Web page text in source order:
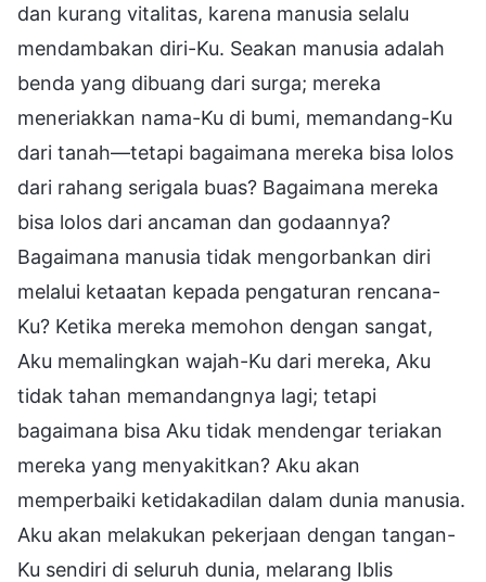
dan kurang vitalitas, karena manusia selalu
mendambakan diri-Ku. Seakan manusia adalah
benda yang dibuang dari surga; mereka
meneriakkan nama-Ku di bumi, memandang-Ku
dari tanah—tetapi bagaimana mereka bisa lolos
dari rahang serigala buas? Bagaimana mereka
bisa lolos dari ancaman dan godaannya?
Bagaimana manusia tidak mengorbankan diri
melalui ketaatan kepada pengaturan rencana-
Ku? Ketika mereka memohon dengan sangat,
Aku memalingkan wajah-Ku dari mereka, Aku
tidak tahan memandangnya lagi; tetapi
bagaimana bisa Aku tidak mendengar teriakan
mereka yang menyakitkan? Aku akan
memperbaiki ketidakadilan dalam dunia manusia.
Aku akan melakukan pekerjaan dengan tangan-
Ku sendiri di seluruh dunia, melarang Iblis